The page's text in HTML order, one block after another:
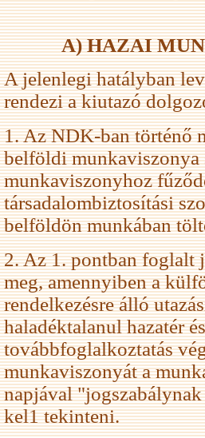
A) HAZAI
A jelenlegi hatályban
rendezi a kiutazó
1. Az NDK-ban történő
belföldi munkaviszonya
munkaviszonyhoz
társadalombiztosítási
belföldön munkában
2. Az 1. pontban foglalt
meg, amennyiben a
rendelkezésre álló
haladéktalanul hazatér
továbbfoglalkoztatás
munkaviszonyát a
napjával
kel1 tekinteni.